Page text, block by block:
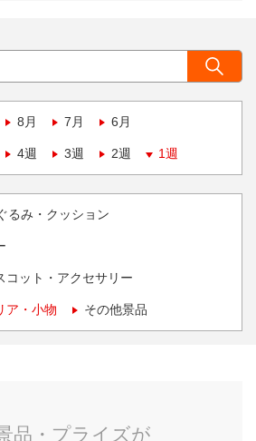
8月 7月 6月
4週 3週 2週 1週
るみ・クッション
コット・アクセサリー
ア・小物 その他景品